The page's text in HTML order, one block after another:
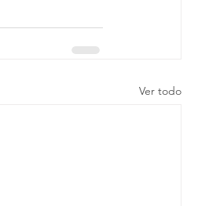
Ver todo